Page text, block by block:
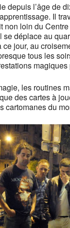
depuis l’âge de
Il
loin du
déplace au
jour, au
tous les
les routines
des cartes à
cartomanes du